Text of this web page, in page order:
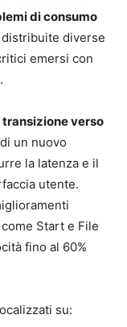
di consumo
diverse
emersi con
transizione verso
un nuovo
la latenza e il
utente.
Start e File
fino al 60%
su: